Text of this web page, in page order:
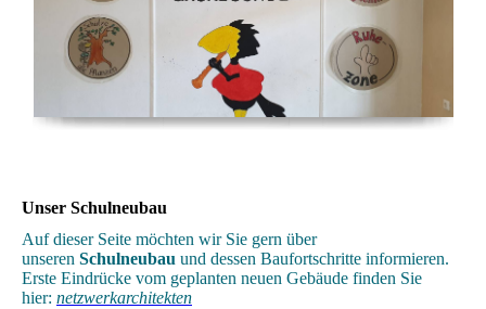
Unser Schulneubau
Auf dieser Seite möchten wir Sie gern über
unseren Schulneubau und dessen Baufortschritte informieren.
Erste Eindrücke vom geplanten neuen Gebäude finden Sie
hier: netzwerkarchitekten